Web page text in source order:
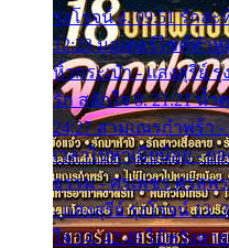
รุ่งโรจน์ 4. 09:51 รักส
12:23 มอเตอร์ไซค์ทำ
หิ้วกระเป๋า - แสงสุรีย์ รุ่
รัก สลักใจ 8. 21:21 น้
24:27 สามเณรกำพร้า -
เวลาไปหาเมียน้อย - ย
ธรรม - ศรเพชร ศรสุพ
- แสงสุรีย์ รุ่งโรจน์ 13.
ใจ 14. 42:49 ไอ้หวังต